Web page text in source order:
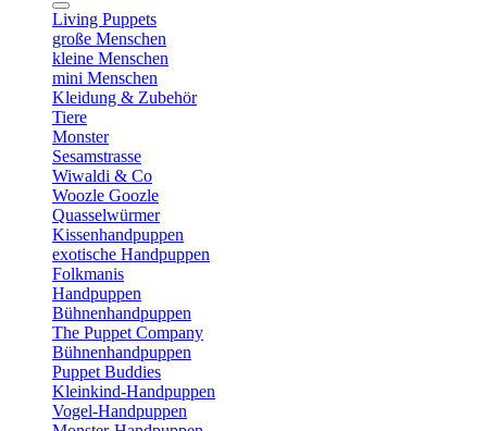
Living Puppets
große Menschen
kleine Menschen
mini Menschen
Kleidung & Zubehör
Tiere
Monster
Sesamstrasse
Wiwaldi & Co
Woozle Goozle
Quasselwürmer
Kissenhandpuppen
exotische Handpuppen
Folkmanis
Handpuppen
Bühnenhandpuppen
The Puppet Company
Bühnenhandpuppen
Puppet Buddies
Kleinkind-Handpuppen
Vogel-Handpuppen